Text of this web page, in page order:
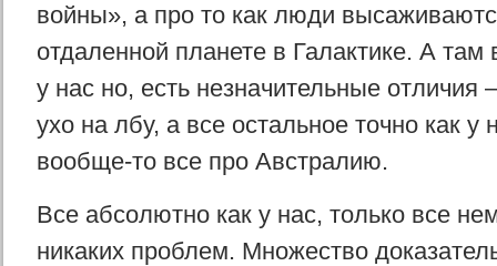
войны», а про то как люди
отдаленной планете в Галактике. А там
у нас но, есть незначительные отличия
ухо на лбу, а все остальное точно как у
вообще-то все про Австралию.
Все абсолютно как у нас, только все
никаких проблем. Множество